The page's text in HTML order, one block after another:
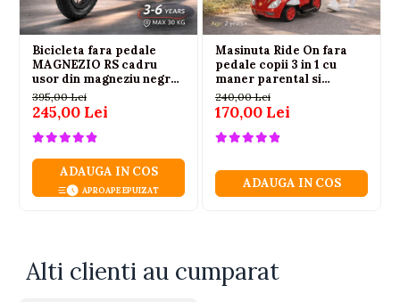
Bicicleta fara pedale
MAGNEZIO RS cadru
usor din magneziu negru
3-6 ani
395,00 Lei
245,00 Lei
ADAUGA IN COS
APROAPE EPUIZAT
Masinuta Ride On fara
pedale copii 3 in 1 cu
maner parental si
depozitare rosie, 2 ani+
240,00 Lei
170,00 Lei
ADAUGA IN COS
Alti clienti au cumparat